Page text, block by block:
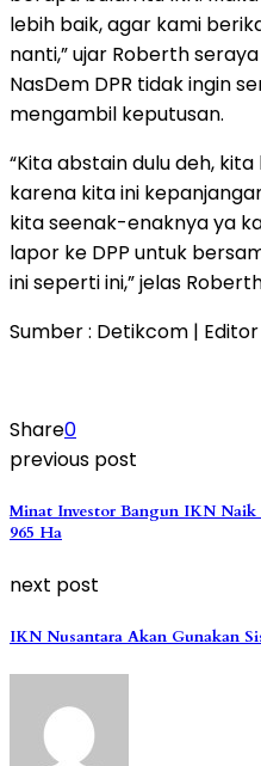
lebih baik, agar kami
nanti,” ujar Roberth
NasDem DPR tidak ingin
mengambil keputusan.
“Kita abstain dulu deh,
karena kita ini
kita seenak-enaknya ya
lapor ke DPP untuk
ini seperti ini,” jelas
Sumber : Detikcom | Editor
Share0
previous post
Minat Investor Bangun IKN Naik
965 Ha
next post
IKN Nusantara Akan Gunakan